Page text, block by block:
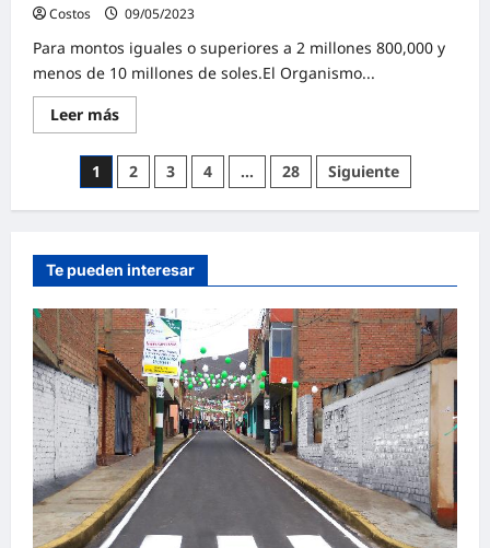
Costos
09/05/2023
Para montos iguales o superiores a 2 millones 800,000 y
menos de 10 millones de soles.El Organismo...
Leer más
1 2 3 4 … 28 Siguiente
Te pueden interesar